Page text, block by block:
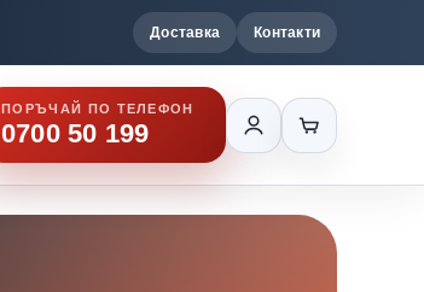
Доставка Контакти
ПОРЪЧАЙ ПО ТЕЛЕФОН
0700 50 199